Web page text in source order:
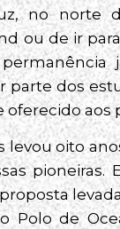
no norte
ou de ir
dos
aos
oito
Polo de